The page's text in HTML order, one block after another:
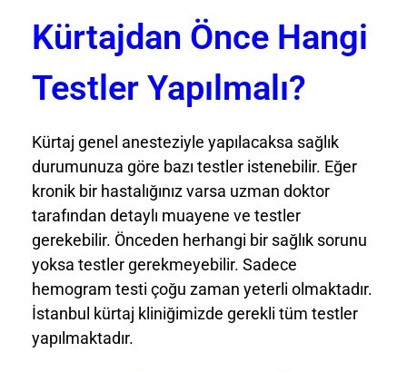
Kürtajdan Önce Hangi
Testler Yapılmalı?
Kürtaj genel anesteziyle yapılacaksa sağlık
durumunuza göre bazı testler istenebilir. Eğer
kronik bir hastalığınız varsa uzman doktor
tarafından detaylı muayene ve testler
gerekebilir. Önceden herhangi bir sağlık sorunu
yoksa testler gerekmeyebilir. Sadece
hemogram testi çoğu zaman yeterli olmaktadır.
İstanbul kürtaj kliniğimizde gerekli tüm testler
yapılmaktadır.